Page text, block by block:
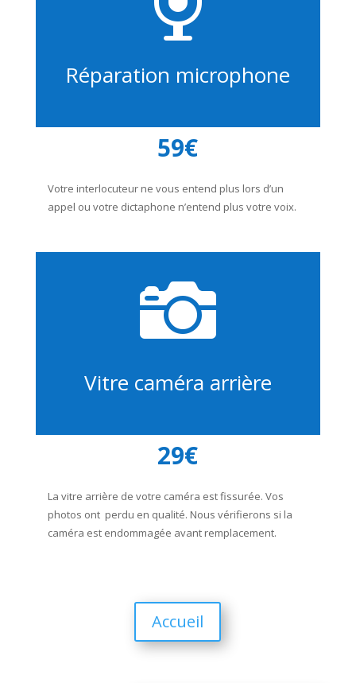
Réparation microphone
59€
Votre interlocuteur ne vous entend plus lors d’un
appel ou votre dictaphone n’entend plus votre voix.

Vitre caméra arrière
29€
La vitre arrière de votre caméra est fissurée. Vos
photos ont perdu en qualité. Nous vérifierons si la
caméra est endommagée avant remplacement.
Accueil